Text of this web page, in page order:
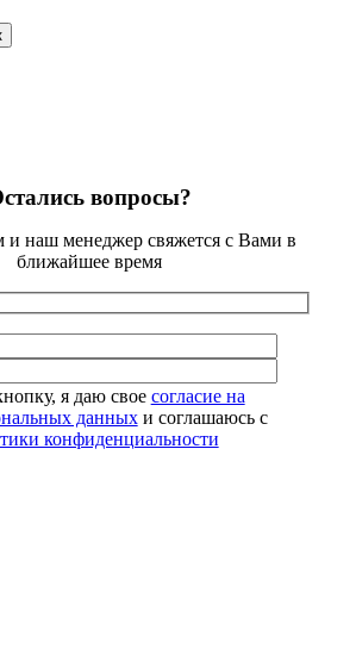
вопросы?
наш менеджер свяжется с Вами в
ближайшее время
я даю свое согласие на
данныхи соглашаюсь с
конфиденциальности